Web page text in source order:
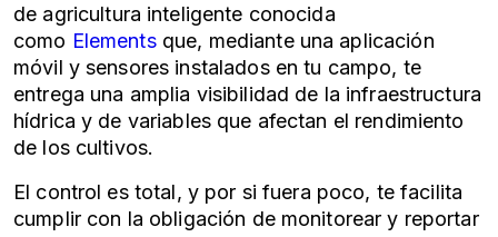
de agricultura inteligente conocida
como Elements que, mediante una aplicación
móvil y sensores instalados en tu campo, te
entrega una amplia visibilidad de la infraestructura
hídrica y de variables que afectan el rendimiento
de los cultivos.
El control es total, y por si fuera poco, te facilita
cumplir con la obligación de monitorear y reportar